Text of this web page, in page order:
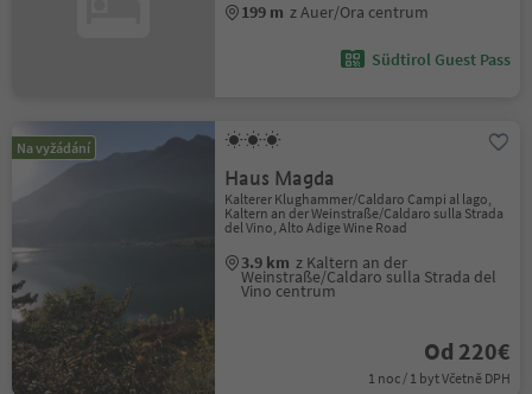
199 m z Auer/Ora centrum
Südtirol Guest Pass
Na vyžádání
Haus Magda
Kalterer Klughammer/Caldaro Campi al lago,
Kaltern an der Weinstraße/Caldaro sulla Strada
del Vino, Alto Adige Wine Road
3.9 km z Kaltern an der
Weinstraße/Caldaro sulla Strada del
Vino centrum
Od 220€
1 noc / 1 byt Včetně DPH